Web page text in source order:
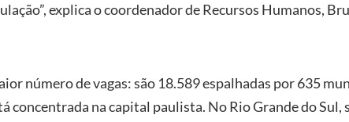
explica o coordenador de Recursos Humanos,
número de vagas: são 18.589 espalhadas por 635
concentrada na capital paulista. No Rio Grande do Sul,